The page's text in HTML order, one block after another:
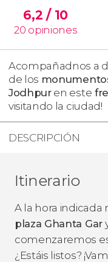
6,2/ 10
20 opiniones
Acompañadnos a
de los
Jodhpuren este
visitando la ciudad!
DESCRIPCIÓN
Itinerario
A la hora
plaza Ghanta Gar
comenzaremos
¿Estáis listos?